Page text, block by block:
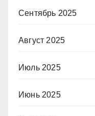
Сентябрь 2025
Август 2025
Июль 2025
Июнь 2025